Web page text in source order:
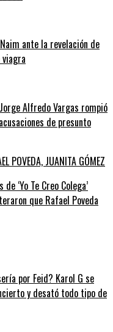
ante la revelación de
Alfredo Vargas rompió
de presunto
‘Yo Te Creo Colega’
que Rafael Poveda
por Feid? Karol G se
y desató todo tipo de